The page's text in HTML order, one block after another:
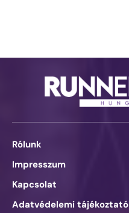
Rólunk
Impresszum
Kapcsolat
Adatvédelemi tájékoztató